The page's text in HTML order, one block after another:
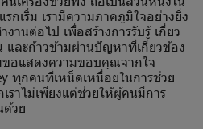
กเริ่ม เรามีความภาคภูมิใจอย่างยิ่ง
งานต่อไป เพื่อสร้างการรับรู้ เกี่ยว
และก้าวข้ามผ่านปัญหาที่เกี่ยวข้อง
อแสดงความขอบคุณจากใจ
ทุกคนที่เหน็ดเหนื่อยในการช่วย
ราไม่เพียงแต่ช่วยให้ผู้คนมีการ
วย